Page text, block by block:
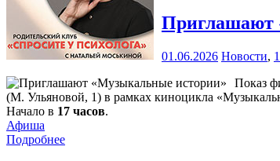
Приглашают
01.06.2026 Новости,
Показ
(М. Ульяновой, 1) в рамках киноцикла
Начало в 17 часов.
Афиша
Подробнее